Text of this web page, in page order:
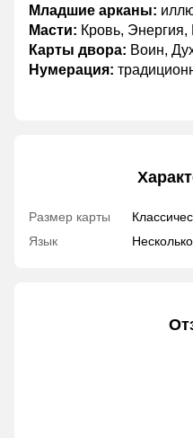
Младшие арканы:
Масти: Кровь,
Карты двора: Воин,
Нумерация:
Размер карты
Язык